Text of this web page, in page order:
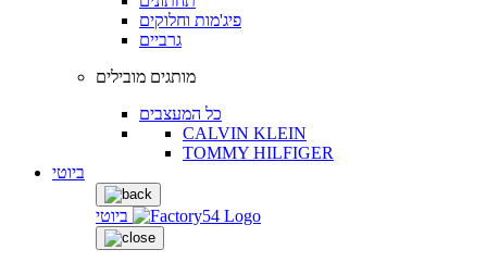
פיג'מות וחלוקים
גרביים
מותגים מובילים
כל המעצבים
CALVIN KLEIN
TOMMY HILFIGER
ביוטי
ביוטי